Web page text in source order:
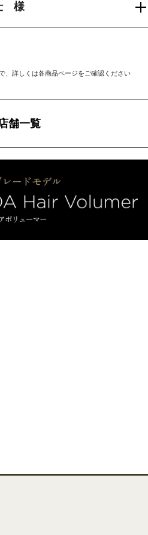
様
、詳しくは各商品ページをご確認ください
舗一覧